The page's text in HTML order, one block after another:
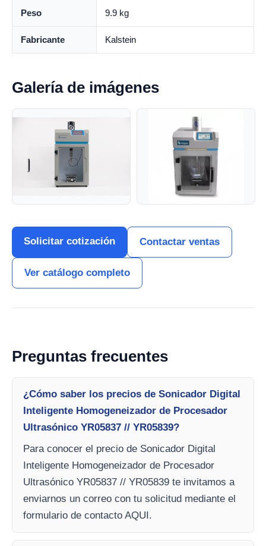
Peso 9.9 kg
Fabricante Kalstein
Galería de imágenes
Solicitar cotización Contactar ventas
Ver catálogo completo
Preguntas frecuentes
¿Cómo saber los precios de Sonicador Digital
Inteligente Homogeneizador de Procesador
Ultrasónico YR05837 // YR05839?
Para conocer el precio de Sonicador Digital
Inteligente Homogeneizador de Procesador
Ultrasónico YR05837 // YR05839 te invitamos a
enviarnos un correo con tu solicitud mediante el
formulario de contacto AQUI.